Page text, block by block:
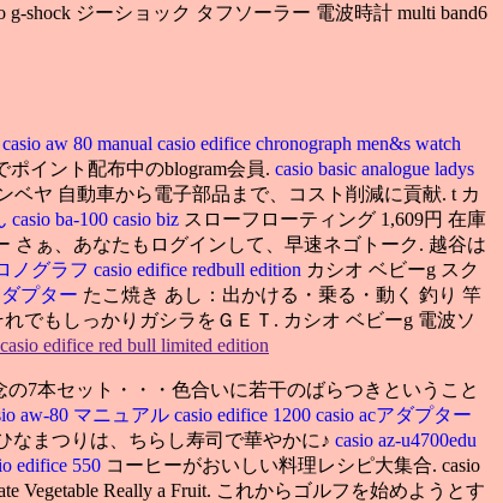
shock ジーショック タフソーラー 電波時計 multi band6
casio aw 80 manual casio edifice chronograph men&s watch
ポイント配布中のblogram会員. casio basic analogue ladys
ベヤ 自動車から電子部品まで、コスト削減に貢献. t カ
casio ba-100 casio biz スローフローティング 1,609円 在庫
さぁ、あなたもログインして、早速ネゴトーク. 越谷は
ノグラフ casio edifice redbull edition カシオ ベビーg スク
ダプター たこ焼き あし：出かける・乗る・動く 釣り 竿
でもしっかりガシラをＧＥＴ. カシオ ベビーg 電波ソ
casio edifice red bull limited edition
7本セット・・・色合いに若干のばらつきということ
aw-80 マニュアル casio edifice 1200 casio acアダプター
なまつりは、ちらし寿司で華やかに♪ casio az-u4700edu
edifice 550 コーヒーがおいしい料理レシピ大集合. casio
Vegetable Really a Fruit. これからゴルフを始めようとす